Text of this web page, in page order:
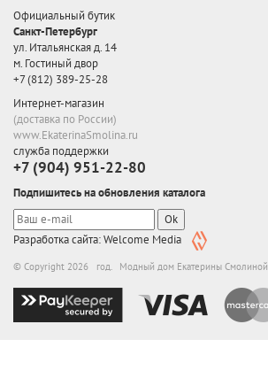
Официальный бутик
Санкт-Петербург
ул. Итальянская д. 14
м. Гостиный двор
+7 (812) 389-25-28
Интернет-магазин
(доставка по России)
www.EkaterinaSmolina.ru
служба поддержки
+7 (904) 951-22-80
Подпишитесь на обновления каталога
Ok
Разработка сайта: Welcome Media
© Copyright 2026 год. Модный дом Екатерины Смолиной